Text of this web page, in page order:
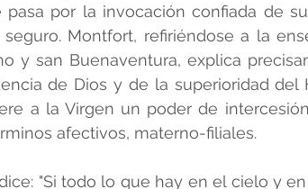
pasa por la invocación confiada de
Montfort, refiriéndose a la
y san Buenaventura, explica
de Dios y de la superioridad del
a la Virgen un poder de
afectivos, materno-filiales.
"Si todo lo que hay en el cielo y